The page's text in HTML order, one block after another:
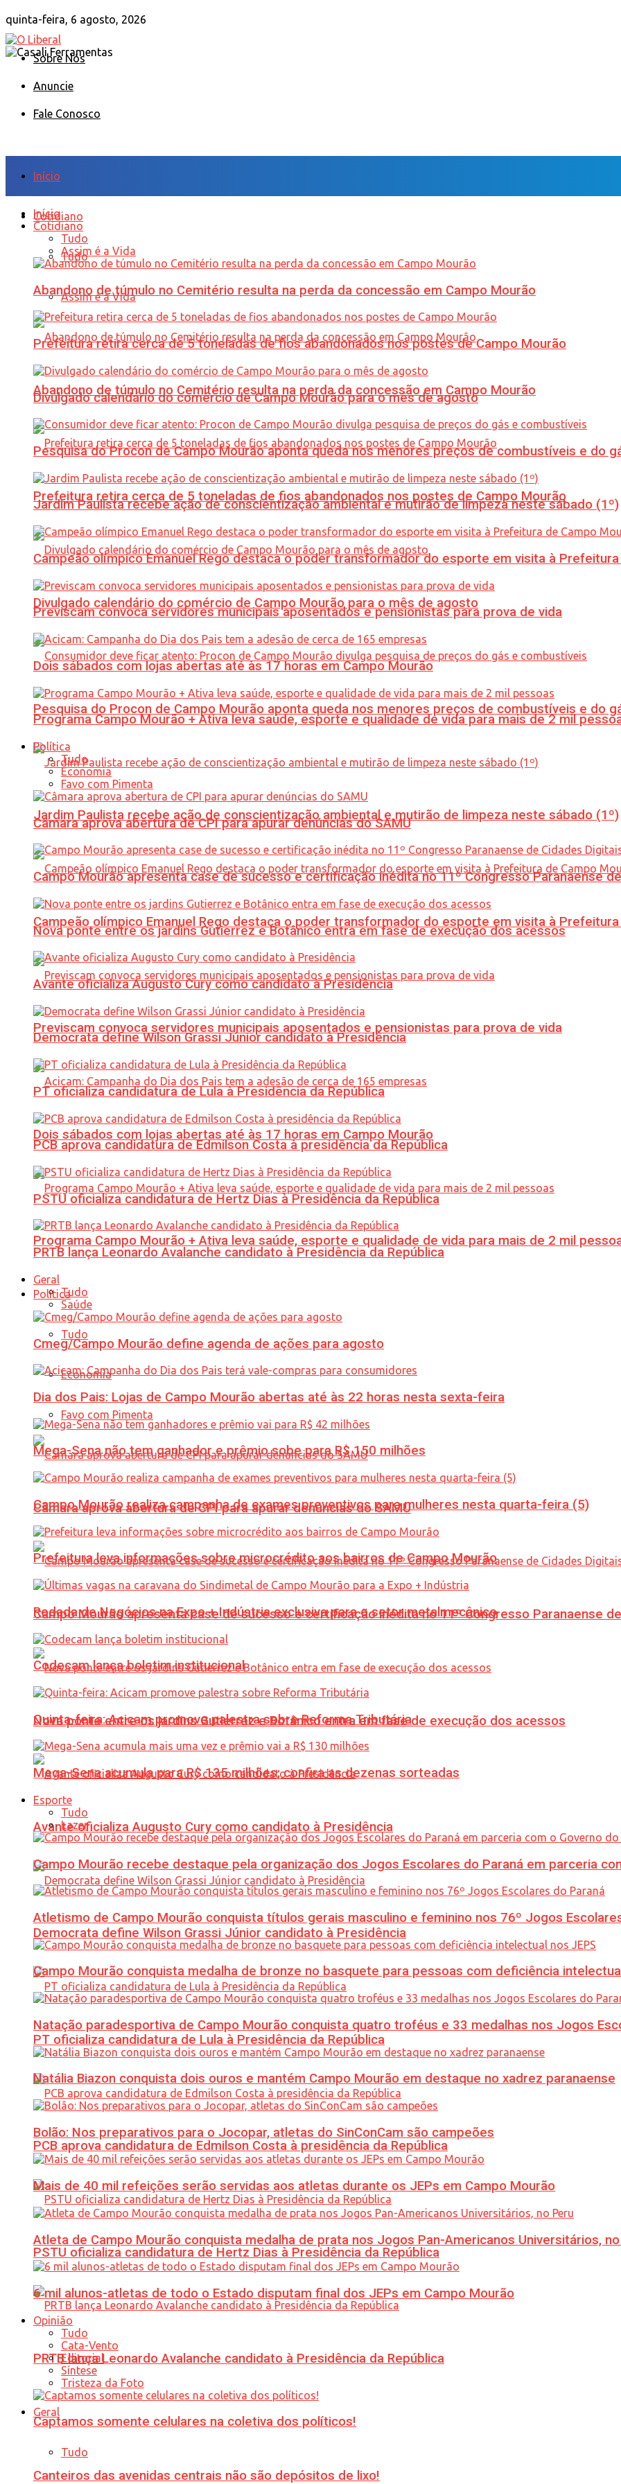
quinta-feira, 6 agosto, 2026
Sobre Nós
Anuncie
Fale Conosco
Início
Cotidiano
Tudo
Assim é a Vida
Abandono de túmulo no Cemitério resulta na perda da concessão em Campo Mourão
Prefeitura retira cerca de 5 toneladas de fios abandonados nos postes de Campo Mourão
Divulgado calendário do comércio de Campo Mourão para o mês de agosto
Pesquisa do Procon de Campo Mourão aponta queda nos menores preços de combustíveis e do
Jardim Paulista recebe ação de conscientização ambiental e mutirão de limpeza neste sábado (1º)
Campeão olímpico Emanuel Rego destaca o poder transformador do esporte em visita à
Previscam convoca servidores municipais aposentados e pensionistas para prova de vida
Dois sábados com lojas abertas até às 17 horas em Campo Mourão
Programa Campo Mourão + Ativa leva saúde, esporte e qualidade de vida para mais de 2 mil
Política
Tudo
Economia
Favo com Pimenta
Câmara aprova abertura de CPI para apurar denúncias do SAMU
Campo Mourão apresenta case de sucesso e certificação inédita no 11º Congresso Paranaense
Nova ponte entre os jardins Gutierrez e Botânico entra em fase de execução dos acessos
Avante oficializa Augusto Cury como candidato à Presidência
Democrata define Wilson Grassi Júnior candidato à Presidência
PT oficializa candidatura de Lula à Presidência da República
PCB aprova candidatura de Edmilson Costa à presidência da República
PSTU oficializa candidatura de Hertz Dias à Presidência da República
PRTB lança Leonardo Avalanche candidato à Presidência da República
Geral
Tudo
Início
Cotidiano
Tudo
Assim é a Vida
Abandono de túmulo no Cemitério resulta na perda da concessão em Campo Mourão
Prefeitura retira cerca de 5 toneladas de fios abandonados nos postes de Campo Mourão
Divulgado calendário do comércio de Campo Mourão para o mês de agosto
Pesquisa do Procon de Campo Mourão aponta queda nos menores preços de combustíveis e do
Jardim Paulista recebe ação de conscientização ambiental e mutirão de limpeza neste sábado (1º)
Campeão olímpico Emanuel Rego destaca o poder transformador do esporte em visita à
Previscam convoca servidores municipais aposentados e pensionistas para prova de vida
Dois sábados com lojas abertas até às 17 horas em Campo Mourão
Programa Campo Mourão + Ativa leva saúde, esporte e qualidade de vida para mais de 2 mil
Política
Tudo
Economia
Favo com Pimenta
Câmara aprova abertura de CPI para apurar denúncias do SAMU
Campo Mourão apresenta case de sucesso e certificação inédita no 11º Congresso Paranaense
Nova ponte entre os jardins Gutierrez e Botânico entra em fase de execução dos acessos
Avante oficializa Augusto Cury como candidato à Presidência
Democrata define Wilson Grassi Júnior candidato à Presidência
PT oficializa candidatura de Lula à Presidência da República
PCB aprova candidatura de Edmilson Costa à presidência da República
PSTU oficializa candidatura de Hertz Dias à Presidência da República
PRTB lança Leonardo Avalanche candidato à Presidência da República
Geral
Tudo
Saúde
Cmeg/Campo Mourão define agenda de ações para agosto
Dia dos Pais: Lojas de Campo Mourão abertas até às 22 horas nesta sexta-feira
Mega-Sena não tem ganhador e prêmio sobe para R$ 150 milhões
Campo Mourão realiza campanha de exames preventivos para mulheres nesta quarta-feira (5)
Prefeitura leva informações sobre microcrédito aos bairros de Campo Mourão
Rodada de Negócios na Expo + Indústria exclusiva para o setor metalmecânico
Codecam lança boletim institucional
Quinta-feira: Acicam promove palestra sobre Reforma Tributária
Mega-Sena acumula para R$ 135 milhões; confira as dezenas sorteadas
Esporte
Tudo
Lazer
Campo Mourão recebe destaque pela organização dos Jogos Escolares do Paraná em parceria
Atletismo de Campo Mourão conquista títulos gerais masculino e feminino nos 76º Jogos
Campo Mourão conquista medalha de bronze no basquete para pessoas com deficiência
Natação paradesportiva de Campo Mourão conquista quatro troféus e 33 medalhas nos Jogos
Natália Biazon conquista dois ouros e mantém Campo Mourão em destaque no xadrez paranaense
Bolão: Nos preparativos para o Jocopar, atletas do SinConCam são campeões
Mais de 40 mil refeições serão servidas aos atletas durante os JEPs em Campo Mourão
Atleta de Campo Mourão conquista medalha de prata nos Jogos Pan-Americanos Universitários,
6 mil alunos-atletas de todo o Estado disputam final dos JEPs em Campo Mourão
Opinião
Tudo
Cata-Vento
Editorial
Síntese
Tristeza da Foto
Captamos somente celulares na coletiva dos políticos!
Canteiros das avenidas centrais não são depósitos de lixo!